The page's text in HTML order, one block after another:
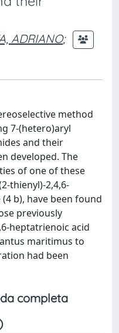
ADRIANO;
method
7-(hetero)aryl
and their
developed. The
of one of these
thienyl)-2,4,6-
b), have been found
previously
heptatrienoic acid
maritimus to
had been
completa